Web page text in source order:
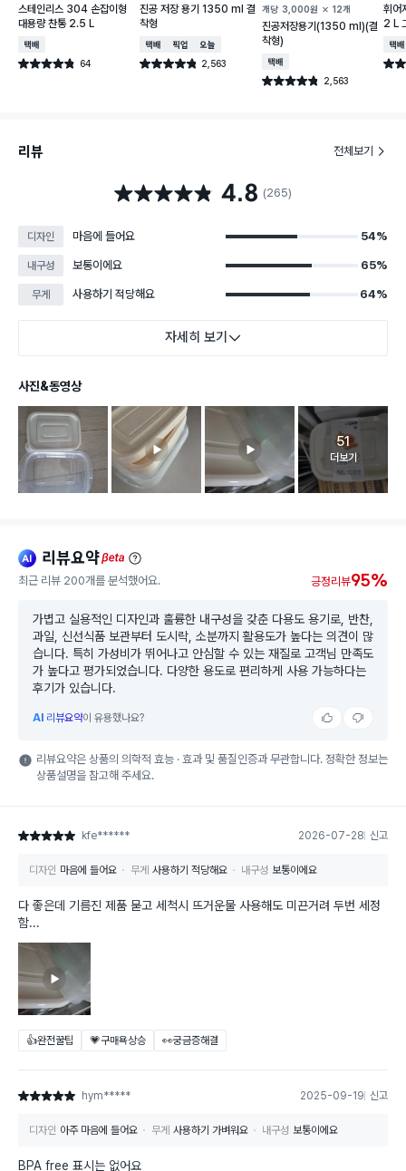
스테인리스 304 손잡이형
대용량 찬통 2.5 L
택배배송
별점 4.8점 64
건 작성
진공 저장 용기 1350 ml 결
착형
택배배송매장픽업오늘배송
별점 4.8점 2,563
건 작성
개당 3,000원 12개
진공저장용기(1350 ml)(결
착형)
택배배송
별점 4.8점 2,563
건 작성
휘어
2 L
택배
별점
리뷰 전체보기
별점 4.8점 4.8 (265)
디자인 마음에 들어요 54%
내구성 보통이에요 65%
무게 사용하기 적당해요 64%
자세히 보기
사진&동영상
고객 리뷰
51
더보기
ai 리뷰요약beta
최근 리뷰 200개를 분석했어요. 긍정리뷰95%
가볍고 실용적인 디자인과 훌륭한 내구성을 갖춘 다용도 용기로, 반찬,
과일, 신선식품 보관부터 도시락, 소분까지 활용도가 높다는 의견이 많
습니다. 특히 가성비가 뛰어나고 안심할 수 있는 재질로 고객님 만족도
가 높다고 평가되었습니다. 다양한 용도로 편리하게 사용 가능하다는
후기가 있습니다.
AI 리뷰요약이 유용했나요?
리뷰요약은 상품의 의학적 효능 · 효과 및 품질인증과 무관합니다. 정확한 정보는
상품설명을 참고해 주세요.
별점 5점 kfe****** 2026-07-28 신고
디자인 마음에 들어요 무게 사용하기 적당해요 내구성 보통이에요
다 좋은데 기름진 제품 묻고 세척시 뜨거운물 사용해도 미끈거려 두번 세정
함...
👍완전꿀팁 💗구매욕상승 👀궁금증해결
별점 5점 hym***** 2025-09-19 신고
디자인 아주 마음에 들어요 무게 사용하기 가벼워요 내구성 보통이에요
BPA free 표시는 없어요